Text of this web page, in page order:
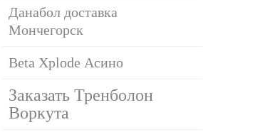
Данабол доставка
Мончегорск
Beta Xplode Асино
Заказать Тренболон
Воркута